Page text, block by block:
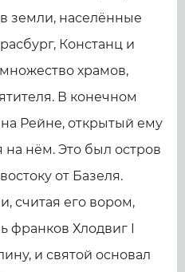
земли, населённые
Констанц и
храмов,
В конечном
Рейне, открытый ему
на нём. Это был остров
от Базеля.
считая его вором,
франков Хлодвиг I
и святой основал